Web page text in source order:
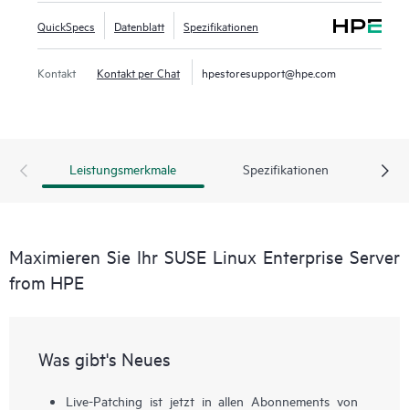
vereinfachen, wodurch Effizienz und Wert gesteigert
werden.
QuickSpecs Datenblatt Spezifikationen
Kontakt Kontakt per Chat hpestoresupport@hpe.com
Leistungsmerkmale Spezifikationen
Maximieren Sie Ihr SUSE Linux Enterprise Server
from HPE
Was gibt's Neues
Live-Patching ist jetzt in allen Abonnements von